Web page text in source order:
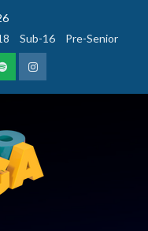
Sub-16 Pre-Senior
PodcastInstagram